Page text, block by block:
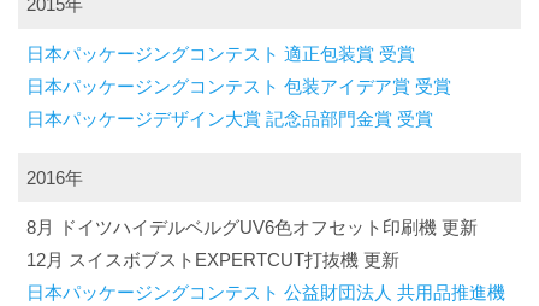
2015年
日本パッケージングコンテスト 適正包装賞 受賞
日本パッケージングコンテスト 包装アイデア賞 受賞
日本パッケージデザイン大賞 記念品部門金賞 受賞
2016年
8月 ドイツハイデルベルグUV6色オフセット印刷機 更新
12月 スイスボブストEXPERTCUT打抜機 更新
日本パッケージングコンテスト 公益財団法人 共用品推進機